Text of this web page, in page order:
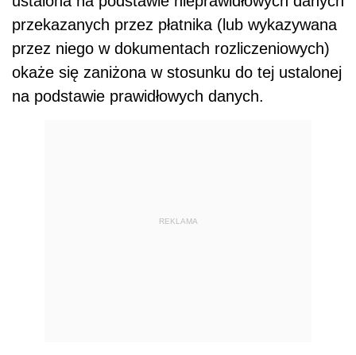
przekazanych przez płatnika (lub wykazywana
przez niego w dokumentach rozliczeniowych)
okaże się zaniżona w stosunku do tej ustalonej
na podstawie prawidłowych danych.
REKLAMA